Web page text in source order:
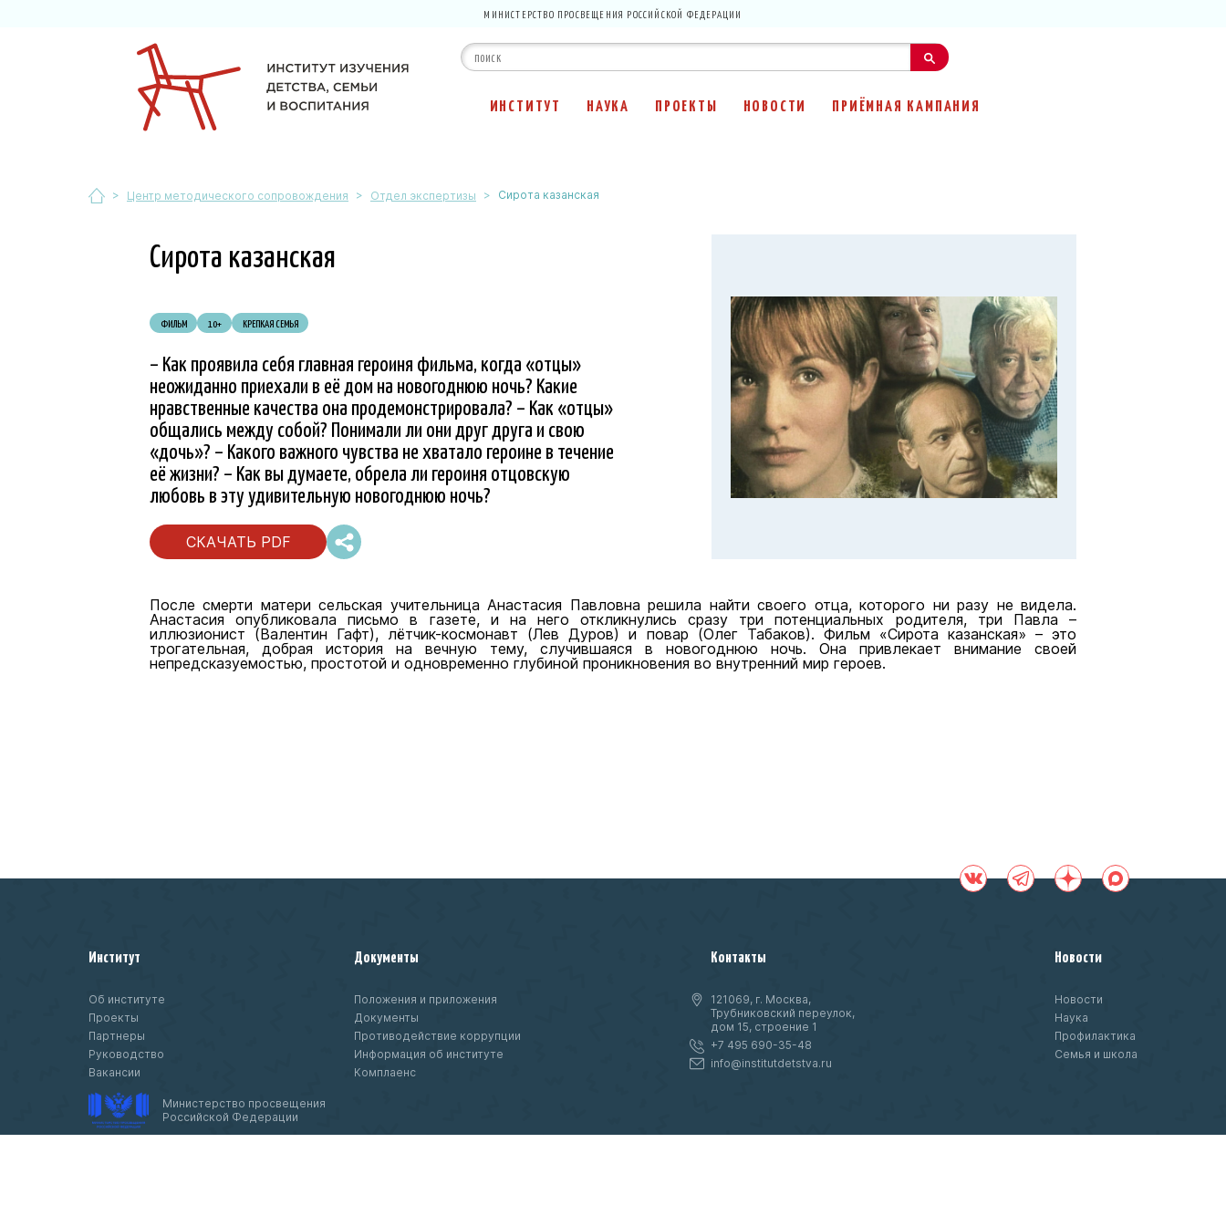
МИНИСТЕРСТВО ПРОСВЕЩЕНИЯ РОССИЙСКОЙ ФЕДЕРАЦИИ
ИНСТИТУТ НАУКА ПРОЕКТЫ НОВОСТИ ПРИЁМНАЯ КАМПАНИЯ
> Центр методического сопровождения > Отдел экспертизы > Сирота казанская
Сирота казанская
ФИЛЬМ 10+ КРЕПКАЯ СЕМЬЯ
– Как проявила себя главная героиня фильма, когда «отцы»
неожиданно приехали в её дом на новогоднюю ночь? Какие
нравственные качества она продемонстрировала? – Как «отцы»
общались между собой? Понимали ли они друг друга и свою
«дочь»? – Какого важного чувства не хватало героине в течение
её жизни? – Как вы думаете, обрела ли героиня отцовскую
любовь в эту удивительную новогоднюю ночь?
СКАЧАТЬ PDF
После смерти матери сельская учительница Анастасия Павловна решила найти своего отца, которого ни разу не видела.
Анастасия опубликовала письмо в газете, и на него откликнулись сразу три потенциальных родителя, три Павла –
иллюзионист (Валентин Гафт), лётчик-космонавт (Лев Дуров) и повар (Олег Табаков). Фильм «Сирота казанская» – это
трогательная, добрая история на вечную тему, случившаяся в новогоднюю ночь. Она привлекает внимание своей
непредсказуемостью, простотой и одновременно глубиной проникновения во внутренний мир героев.
Институт
Об институте
Проекты
Партнеры
Руководство
Вакансии
Документы
Положения и приложения
Документы
Противодействие коррупции
Информация об институте
Комплаенс
Контакты
121069, г. Москва,
Трубниковский переулок,
дом 15, строение 1
+7 495 690-35-48
info@institutdetstva.ru
Новости
Новости
Наука
Профилактика
Семья и школа
Министерство просвещения
Российской Федерации